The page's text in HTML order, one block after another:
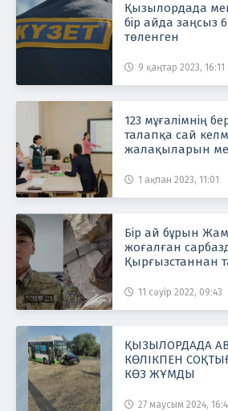
Қызылордада
бір айда заңсыз
төленген
9 қаңтар 2023, 16:11
123 мұғалімнің
талапқа сай
жалақыларын
1 ақпан 2023, 11:01
Бір ай бұрын
жоғалған
Қырғызстаннан
11 сәуір 2022, 09:43
ҚЫЗЫЛОРДАДА
КӨЛІКПЕН
КӨЗ ЖҰМДЫ
27 маусым 2024,